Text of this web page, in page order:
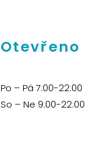
Otevřeno
Po – Pá 7:00-22:00
So – Ne 9:00-22:00